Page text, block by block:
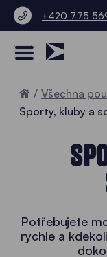
+420 775
Home
Všechna
Sporty, kluby a
Potřebujete
rychle a